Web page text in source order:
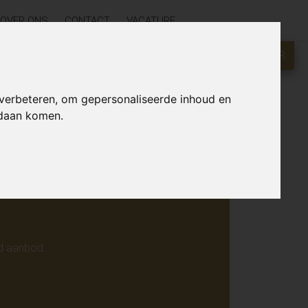
om gepersonaliseerde inhoud en
komen.
OVER ONS CONTACT VACATURE
KLIK HIER
online.
aanbod.